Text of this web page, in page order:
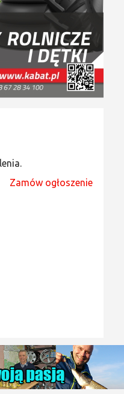
Zamów ogłoszenie